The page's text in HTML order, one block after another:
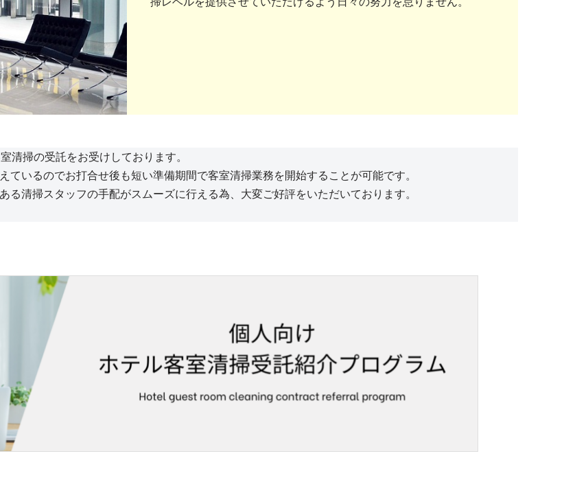
清掃の受託をお受けしております。
いるのでお打合せ後も短い準備期間で客室清掃業務を開始することが可能です。
清掃スタッフの手配がスムーズに行える為、大変ご好評をいただいております。